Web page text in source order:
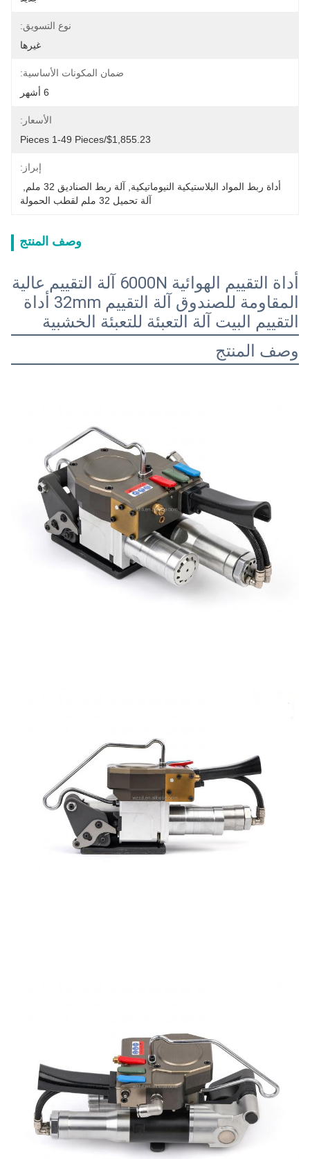
نوع التسويق:
غيرها
ضمان المكونات الأساسية:
6 أشهر
الأسعار:
$1,855.23/pieces 1-49 Pieces
إبراز:
أداة ربط المواد البلاستيكية النيوماتيكية
آلة ربط الصناديق 32 ملم
آلة تحميل 32 ملم لقطب الحمولة
وصف المنتج
أداة التقييم الهوائية 6000N آلة التقييم عالية
المقاومة للصندوق آلة التقييم 32mm أداة
التقييم البيت آلة التعبئة للتعبئة الخشبية
وصف المنتج